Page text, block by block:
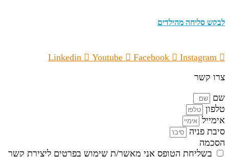
לבקש סליחה מהילדים
Linkedin Youtube Facebook
Instagram
צרו קשר
שם
טלפון
אימייל
סיבת פניה
הסכמה
בשליחת הטופס אני מאשר/ת שימוש בפרטים ליצירת קשר